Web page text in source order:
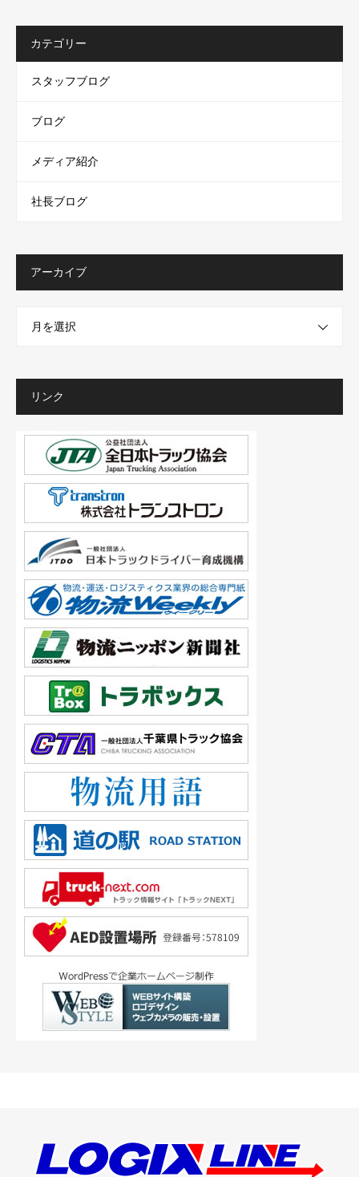
カテゴリー
スタッフブログ
ブログ
メディア紹介
社長ブログ
アーカイブ
月を選択
リンク